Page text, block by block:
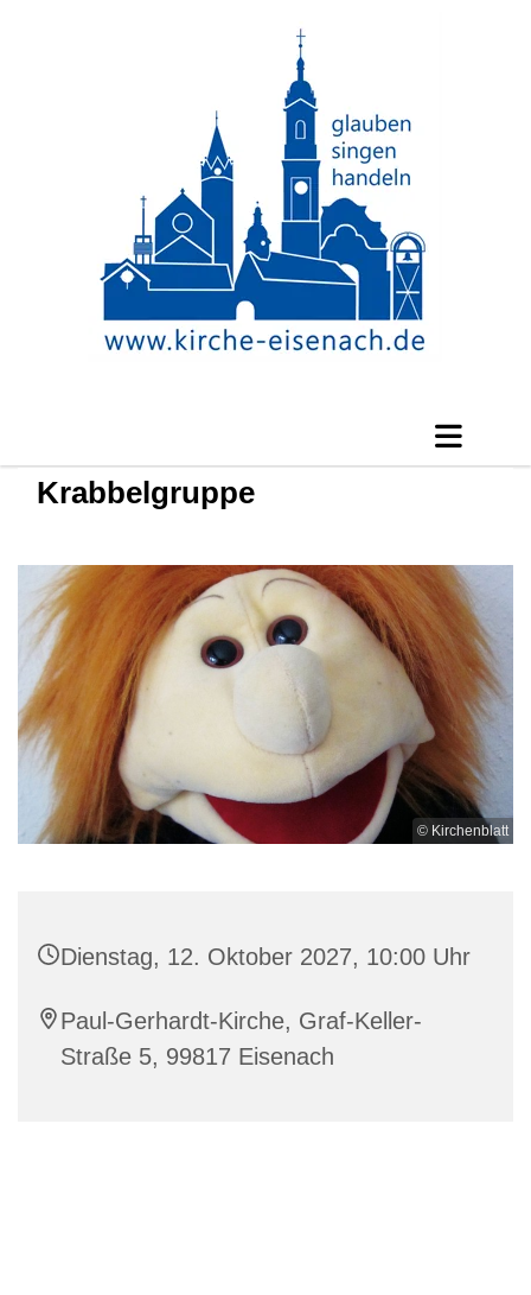
Krabbelgruppe
© Kirchenblatt
Dienstag, 12. Oktober 2027, 10:00 Uhr
Paul-Gerhardt-Kirche, Graf-Keller-
Straße 5, 99817 Eisenach